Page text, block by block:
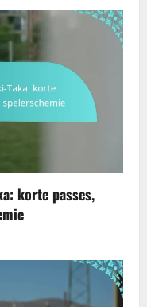
korte passes,